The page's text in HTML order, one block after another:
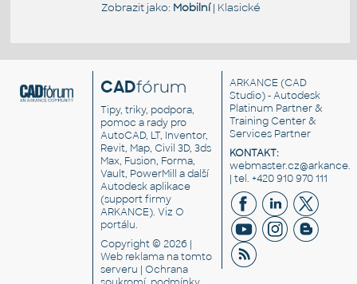
Zobrazit jako: Mobilní| Klasické
CADfórum
Tipy, triky, podpora,
pomoc a rady pro
AutoCAD, LT, Inventor,
Revit, Map, Civil 3D, 3ds
Max, Fusion, Forma,
Vault, PowerMill a další
Autodesk aplikace
(support firmy
ARKANCE). VizO
portálu.
Copyright © 2026 |
Web reklama na tomto
serveru |Ochrana
ARKANCE (CAD
Studio) - Autodesk
Platinum Partner &
Training Center &
Services Partner
KONTAKT:
| tel. +420 910 970 111